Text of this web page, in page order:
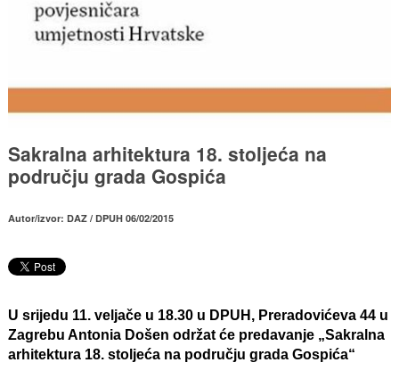
Sakralna arhitektura 18. stoljeća na
području grada Gospića
Autor/izvor: DAZ / DPUH 06/02/2015
U srijedu 11. veljače u 18.30 u DPUH, Preradovićeva 44 u
Zagrebu Antonia Došen održat će predavanje „Sakralna
arhitektura 18. stoljeća na području grada Gospića“